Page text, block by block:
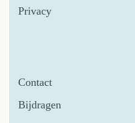
Privacy
Contact
Bijdragen